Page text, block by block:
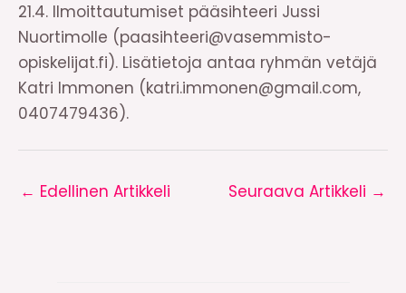
21.4. Ilmoittautumiset pääsihteeri Jussi
Nuortimolle (paasihteeri@vasemmisto-
opiskelijat.fi). Lisätietoja antaa ryhmän vetäjä
Katri Immonen (katri.immonen@gmail.com,
0407479436).
← Edellinen Artikkeli Seuraava Artikkeli →